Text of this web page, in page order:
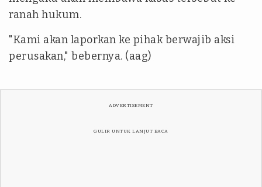
ranah hukum.
"Kami akan laporkan ke pihak berwajib aksi
perusakan," bebernya. (aag)
ADVERTISEMENT
GULIR UNTUK LANJUT BACA